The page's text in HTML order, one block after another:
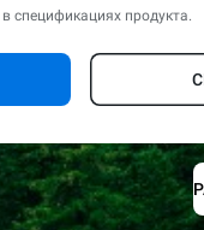
спецификациях продукта.